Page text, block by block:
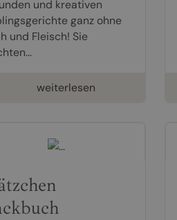
und kreativen
ganz ohne
und Fleisch! Sie
weiterlesen